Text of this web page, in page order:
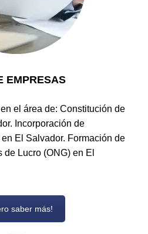
EMPRESAS
el área de: Constitución de
Incorporación de
El Salvador. Formación de
Lucro (ONG) en El
saber más!